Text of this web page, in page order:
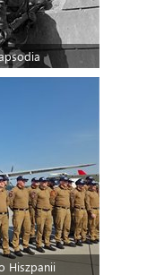
Hiszpanii